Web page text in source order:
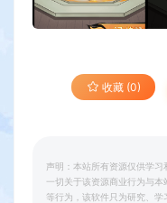
收藏 (0)
声明：本站所有资源仅供学习
一切关于该资源商业行为与
等行为，该软件只为研究、